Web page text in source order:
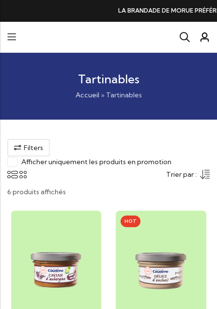
LA BRANDADE DE MORUE PRÉFÉRÉE DES
Tartinables
Accueil » Tartinables
Filters
Afficher uniquement les produits en promotion
Trier par :
6 produits affichés
HOT